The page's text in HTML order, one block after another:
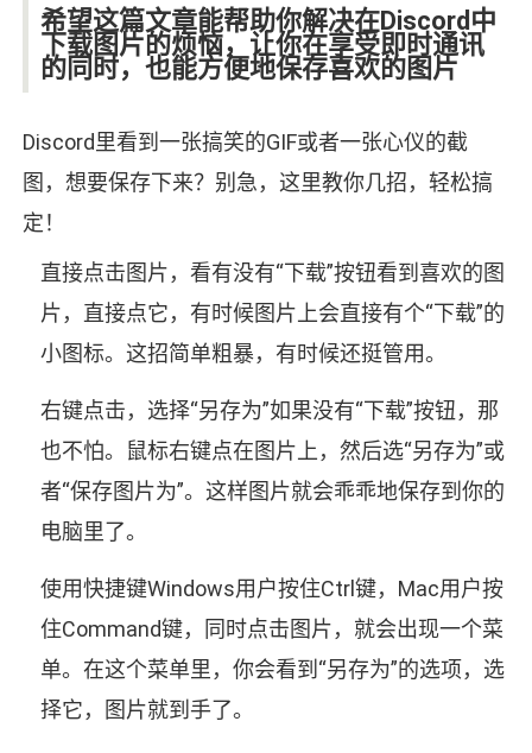
希望这篇文章能帮助你解决在Discord中
下载图片的烦恼，让你在享受即时通讯
的同时，也能方便地保存喜欢的图片
Discord里看到一张搞笑的GIF或者一张心仪的截
图，想要保存下来？别急，这里教你几招，轻松搞
定！
直接点击图片，看有没有“下载”按钮看到喜欢的图
片，直接点它，有时候图片上会直接有个“下载”的
小图标。这招简单粗暴，有时候还挺管用。
右键点击，选择“另存为”如果没有“下载”按钮，那
也不怕。鼠标右键点在图片上，然后选“另存为”或
者“保存图片为”。这样图片就会乖乖地保存到你的
电脑里了。
使用快捷键Windows用户按住Ctrl键，Mac用户按
住Command键，同时点击图片，就会出现一个菜
单。在这个菜单里，你会看到“另存为”的选项，选
择它，图片就到手了。